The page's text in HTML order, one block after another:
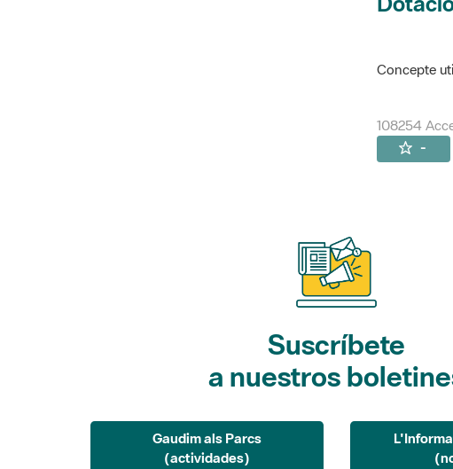
Concepte
108254
-
Suscríbete
a nuestros
Gaudim als Parcs
(actividades)